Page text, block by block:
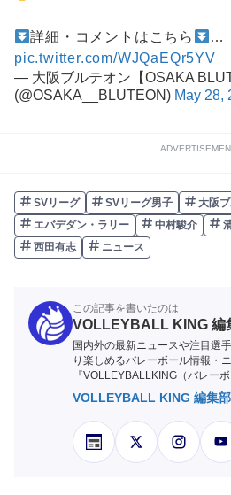
詳細・コメントはこちら
…
pic.twitter.com/WJQaEQr5YV
— 大阪ブルテオン【OSAKA
(@OSAKA__BLUTEON) May 28,
SVリーグ SVリーグ男子
大阪
エバデダン・ラリー
中村駿介
西田有志
ニュース
この記事を書いたのは
VOLLEYBALL KING 編
国内外の最新ニュースや注目選
り楽しめるバレーボール情報・
『VOLLEYBALLKING（バレー
VOLLEYBALL KING 編集